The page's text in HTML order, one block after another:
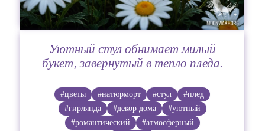
Уютный стул обнимает милый
букет, завернутый в тепло пледа.
#цветы #натюрморт #стул
#плед
#гирлянда
#декор дома
#уютный
#романтический
#атмосферный